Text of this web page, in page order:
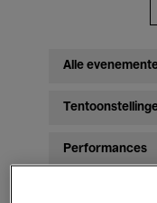
Alle
Performances